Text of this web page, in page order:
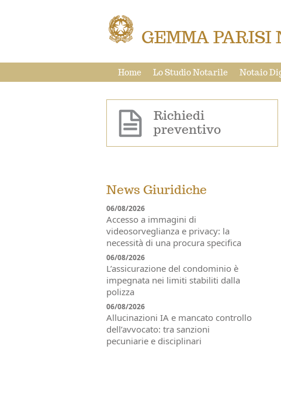
GEMMA PARISI
Home Lo Studio Notarile Notaio
Richiedi
preventivo
News Giuridiche
06/08/2026
Accesso a immagini di
videosorveglianza e privacy: la
necessità di una procura specifica
06/08/2026
L’assicurazione del condominio è
impegnata nei limiti stabiliti dalla
polizza
06/08/2026
Allucinazioni IA e mancato controllo
dell’avvocato: tra sanzioni
pecuniarie e disciplinari